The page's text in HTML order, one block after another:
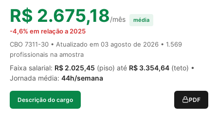
R$ 2.675,18/mês média
-4,6% em relação a 2025
CBO 7311-30 • Atualizado em 03 agosto de 2026 • 1.569
profissionais na amostra
Faixa salarial: R$ 2.025,45 (piso) até R$ 3.354,64 (teto) •
Jornada média: 44h/semana
Descrição do cargo PDF